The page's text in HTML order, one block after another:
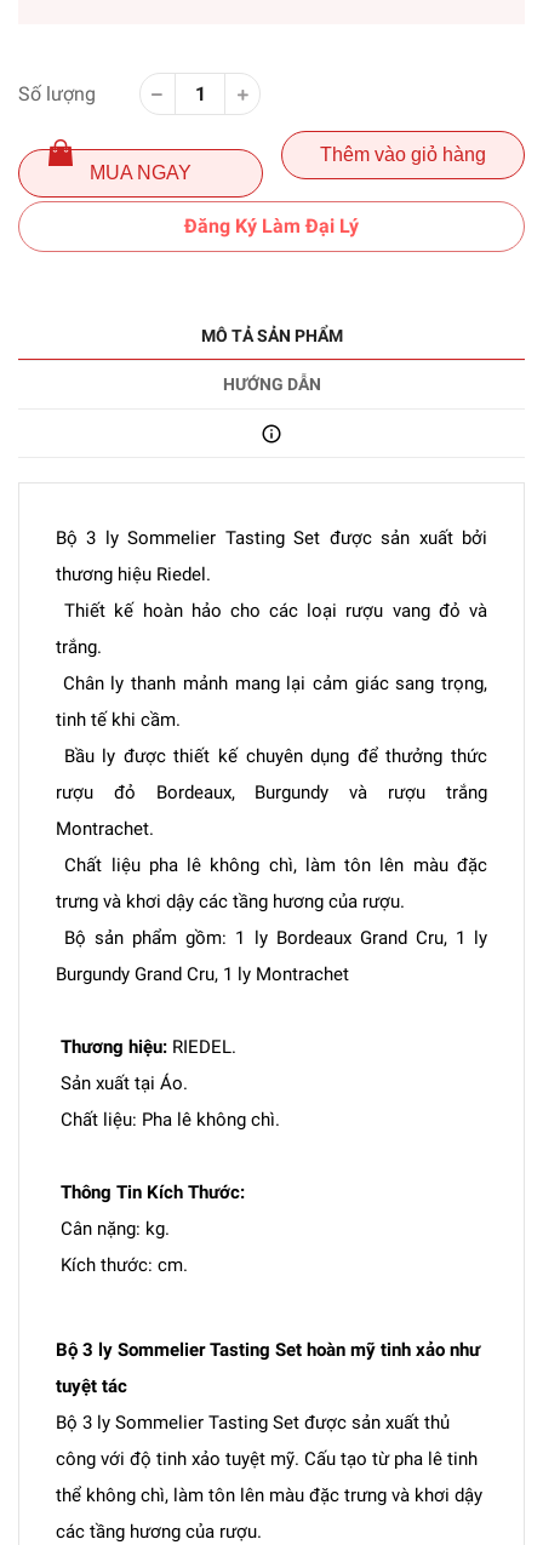
Số lượng
MUA NGAY
Thêm vào giỏ hàng
Đăng Ký Làm Đại Lý
MÔ TẢ SẢN PHẨM
HƯỚNG DẪN
Bộ 3 ly Sommelier Tasting Set được sản xuất bởi
thương hiệu Riedel.
Thiết kế hoàn hảo cho các loại rượu vang đỏ và
trắng.
Chân ly thanh mảnh mang lại cảm giác sang trọng,
tinh tế khi cầm.
Bầu ly được thiết kế chuyên dụng để thưởng thức
rượu đỏ Bordeaux, Burgundy và rượu trắng
Montrachet.
Chất liệu pha lê không chì, làm tôn lên màu đặc
trưng và khơi dậy các tầng hương của rượu.
Bộ sản phẩm gồm: 1 ly Bordeaux Grand Cru, 1 ly
Burgundy Grand Cru, 1 ly Montrachet
Thương hiệu: RIEDEL.
Sản xuất tại Áo.
Chất liệu: Pha lê không chì.
Thông Tin Kích Thước:
Cân nặng: kg.
Kích thước: cm.
Bộ 3 ly Sommelier Tasting Set hoàn mỹ tinh xảo như
tuyệt tác
Bộ 3 ly Sommelier Tasting Set được sản xuất thủ
công với độ tinh xảo tuyệt mỹ. Cấu tạo từ pha lê tinh
thể không chì, làm tôn lên màu đặc trưng và khơi dậy
các tầng hương của rượu.